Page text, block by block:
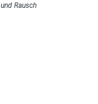
und Rausch